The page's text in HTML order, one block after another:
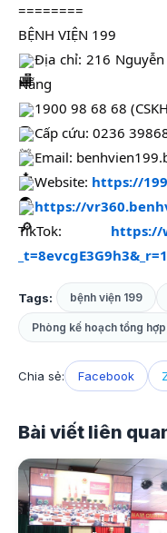
========
BỆNH VIỆN 199
Địa chỉ: 216
Nẵng
1900 98 68 68
Cấp cứu: 0236
Email:
Website: https://
https://
TikTok: https://
_t=8evcgE3G9h3&_r=1
Tags: bệnh viện 199
Phòng kế hoạch tổng hợp
Chia sẻ: Facebook
Bài viết liên